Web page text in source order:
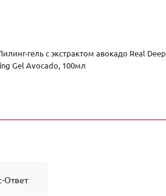
гель с экстрактом авокадо Real Deep
Gel Avocado, 100мл
Ответ